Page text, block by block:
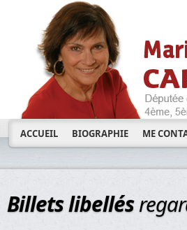
ACCUEIL BIOGRAPHIE ME
Billets libellés